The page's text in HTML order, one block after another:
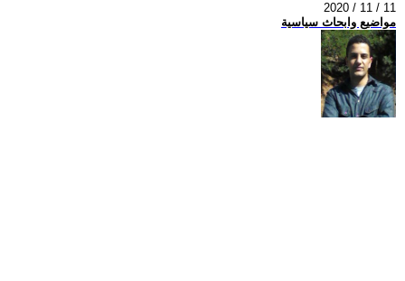
2020 / 11 / 11
مواضيع وابحاث سياسية